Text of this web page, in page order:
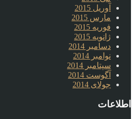
آوریل 2015
مارس 2015
فوریه 2015
ژانویه 2015
دسامبر 2014
نوامبر 2014
سپتامبر 2014
آگوست 2014
جولای 2014
اطلاعات